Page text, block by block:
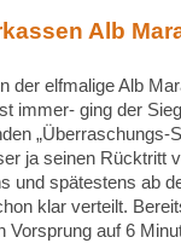
Alb
der elfmalige Alb
immer- ging der
„Überraschungs-
ja seinen Rücktritt
und spätestens ab
klar verteilt.
Vorsprung auf 6